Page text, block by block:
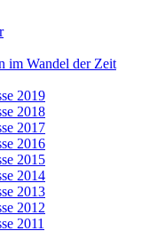
im Wandel der Zeit
2019
2018
2017
2016
2015
2014
2013
2012
2011